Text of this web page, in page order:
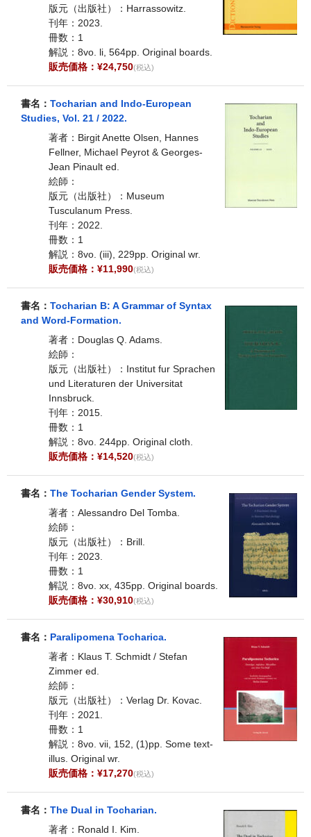
版元（出版社）：Harrassowitz.
刊年：2023.
冊数：1
解説：8vo. li, 564pp. Original boards.
販売価格：¥24,750(税込)
書名： Tocharian and Indo-European
Studies, Vol. 21 / 2022.
著者：Birgit Anette Olsen, Hannes
Fellner, Michael Peyrot & Georges-
Jean Pinault ed.
絵師：
版元（出版社）：Museum
Tusculanum Press.
刊年：2022.
冊数：1
解説：8vo. (iii), 229pp. Original wr.
販売価格：¥11,990(税込)
書名： Tocharian B: A Grammar of Syntax
and Word-Formation.
著者：Douglas Q. Adams.
絵師：
版元（出版社）：Institut fur Sprachen
und Literaturen der Universitat
Innsbruck.
刊年：2015.
冊数：1
解説：8vo. 244pp. Original cloth.
販売価格：¥14,520(税込)
書名： The Tocharian Gender System.
著者：Alessandro Del Tomba.
絵師：
版元（出版社）：Brill.
刊年：2023.
冊数：1
解説：8vo. xx, 435pp. Original boards.
販売価格：¥30,910(税込)
書名： Paralipomena Tocharica.
著者：Klaus T. Schmidt / Stefan
Zimmer ed.
絵師：
版元（出版社）：Verlag Dr. Kovac.
刊年：2021.
冊数：1
解説：8vo. vii, 152, (1)pp. Some text-
illus. Original wr.
販売価格：¥17,270(税込)
書名： The Dual in Tocharian.
著者：Ronald I. Kim.